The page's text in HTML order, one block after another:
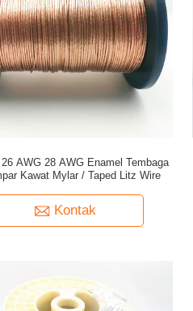
AWG 28 AWG Enamel Tembaga
Kawat Mylar / Taped Litz Wire
Kontak